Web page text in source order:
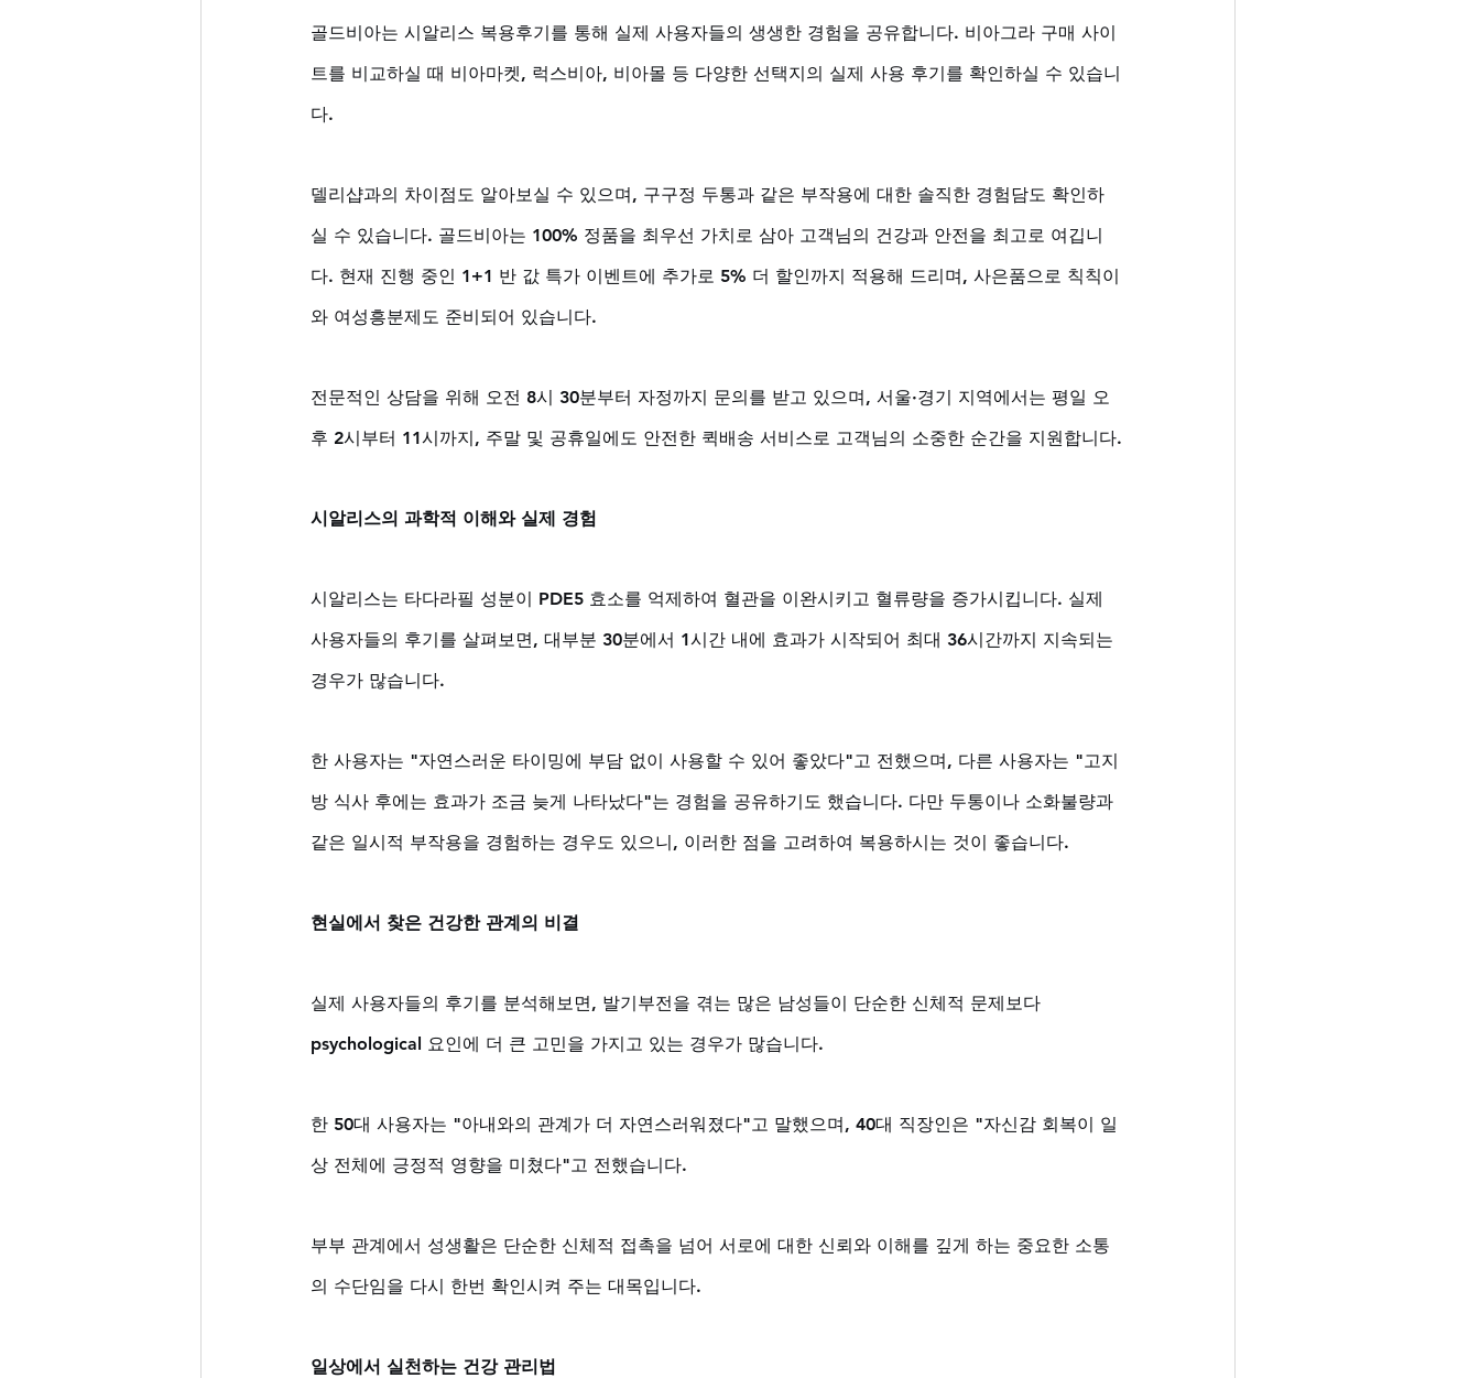
골드비아는 시알리스 복용후기를 통해 실제 사용자들의 생생한 경험을 공유합니다. 비아그라 구매 사이
트를 비교하실 때 비아마켓, 럭스비아, 비아몰 등 다양한 선택지의 실제 사용 후기를 확인하실 수 있습니
다.
델리샵과의 차이점도 알아보실 수 있으며, 구구정 두통과 같은 부작용에 대한 솔직한 경험담도 확인하
실 수 있습니다. 골드비아는 100% 정품을 최우선 가치로 삼아 고객님의 건강과 안전을 최고로 여깁니
다. 현재 진행 중인 1+1 반 값 특가 이벤트에 추가로 5% 더 할인까지 적용해 드리며, 사은품으로 칙칙이
와 여성흥분제도 준비되어 있습니다.
전문적인 상담을 위해 오전 8시 30분부터 자정까지 문의를 받고 있으며, 서울·경기 지역에서는 평일 오
후 2시부터 11시까지, 주말 및 공휴일에도 안전한 퀵배송 서비스로 고객님의 소중한 순간을 지원합니다.
시알리스의 과학적 이해와 실제 경험
시알리스는 타다라필 성분이 PDE5 효소를 억제하여 혈관을 이완시키고 혈류량을 증가시킵니다. 실제
사용자들의 후기를 살펴보면, 대부분 30분에서 1시간 내에 효과가 시작되어 최대 36시간까지 지속되는
경우가 많습니다.
한 사용자는 "자연스러운 타이밍에 부담 없이 사용할 수 있어 좋았다"고 전했으며, 다른 사용자는 "고지
방 식사 후에는 효과가 조금 늦게 나타났다"는 경험을 공유하기도 했습니다. 다만 두통이나 소화불량과
같은 일시적 부작용을 경험하는 경우도 있으니, 이러한 점을 고려하여 복용하시는 것이 좋습니다.
현실에서 찾은 건강한 관계의 비결
실제 사용자들의 후기를 분석해보면, 발기부전을 겪는 많은 남성들이 단순한 신체적 문제보다
psychological 요인에 더 큰 고민을 가지고 있는 경우가 많습니다.
한 50대 사용자는 "아내와의 관계가 더 자연스러워졌다"고 말했으며, 40대 직장인은 "자신감 회복이 일
상 전체에 긍정적 영향을 미쳤다"고 전했습니다.
부부 관계에서 성생활은 단순한 신체적 접촉을 넘어 서로에 대한 신뢰와 이해를 깊게 하는 중요한 소통
의 수단임을 다시 한번 확인시켜 주는 대목입니다.
일상에서 실천하는 건강 관리법